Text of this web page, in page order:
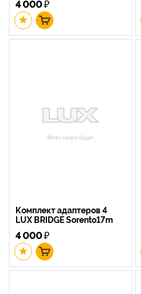
4 000₽
Комплект адаптеров 4
LUX BRIDGE Sorento17m
4 000₽